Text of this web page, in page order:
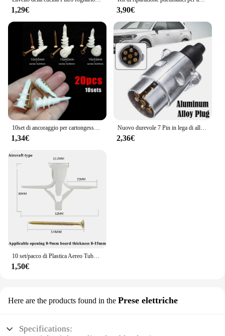
1,29€ 3,90€
10set di ancoraggio per cartongesso autoperforante con vite autofilettante per cartongesso tappo di espansione per pareti a cavità cava in gesso plastica Nylon
1,34€
Nuovo durevole 7 Pin in lega di alluminio spina rimorchio camion rimorchio elettrico connettore 12V sostituzione professionale per camion EU Plug
2,36€
10 set/pacco di Plastica Aereo Tubo di Espansione Tenda Cartongesso Vite di Espansione a Parete Cavo 3.5*50 + Ancora 8*50 Spine invecchiamento
1,50€
Here are the products found in the Prese elettriche
Specifications: